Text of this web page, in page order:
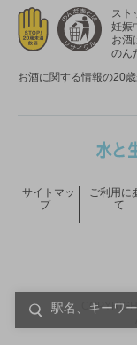
スト
妊娠
お酒
のん
お酒に関する情報の20
サイトマッ
プ
ご利用に
て